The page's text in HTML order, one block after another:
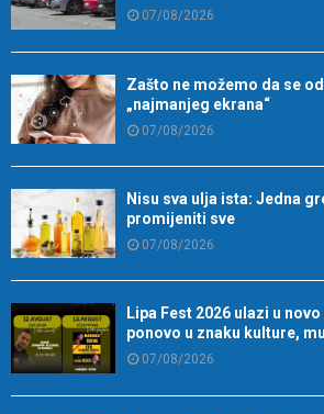
07/08/2026
Zašto ne možemo da se
„najmanjeg ekrana“
07/08/2026
Nisu sva ulja ista: Jedna
promijeniti sve
07/08/2026
Lipa Fest 2026 ulazi u
ponovo u znaku kulture,
07/08/2026